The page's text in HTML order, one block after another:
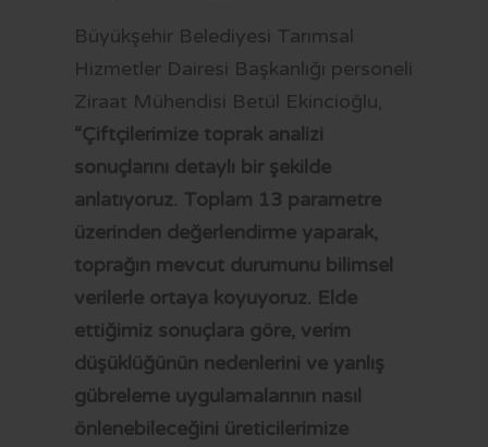
Büyükşehir Belediyesi Tarımsal
Hizmetler Dairesi Başkanlığı personeli
Ziraat Mühendisi Betül Ekincioğlu,
“Çiftçilerimize toprak analizi
sonuçlarını detaylı bir şekilde
anlatıyoruz. Toplam 13 parametre
üzerinden değerlendirme yaparak,
toprağın mevcut durumunu bilimsel
verilerle ortaya koyuyoruz. Elde
ettiğimiz sonuçlara göre, verim
düşüklüğünün nedenlerini ve yanlış
gübreleme uygulamalarının nasıl
önlenebileceğini üreticilerimize